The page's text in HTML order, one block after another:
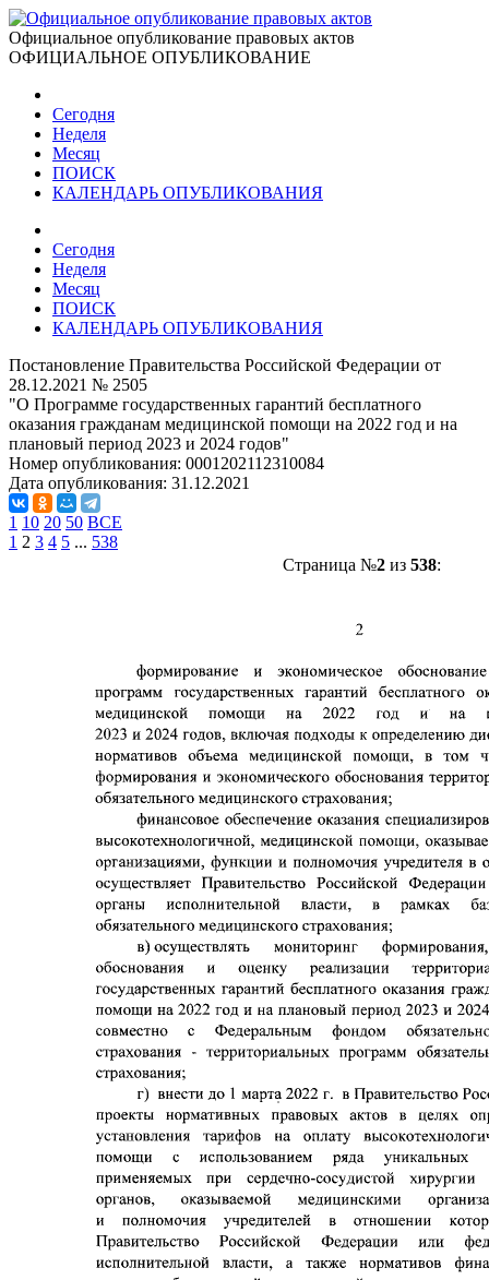
Официальное опубликование правовых актов
ОФИЦИАЛЬНОЕ ОПУБЛИКОВАНИЕ
Сегодня
Неделя
Месяц
ПОИСК
КАЛЕНДАРЬ ОПУБЛИКОВАНИЯ
Сегодня
Неделя
Месяц
ПОИСК
КАЛЕНДАРЬ ОПУБЛИКОВАНИЯ
Постановление Правительства Российской Федерации от
28.12.2021 № 2505
"О Программе государственных гарантий бесплатного
оказания гражданам медицинской помощи на 2022 год и на
плановый период 2023 и 2024 годов"
Номер опубликования: 0001202112310084
Дата опубликования: 31.12.2021
1 10 20 50 ВСЕ
1 2 3 4 5 ... 538
Страница №2из 538: